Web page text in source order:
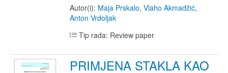
Autor(i): Maja Prskalo, Vlaho Akmadžić,
Anton Vrdoljak
Tip rada: Review paper
PRIMJENA STAKLA KAO